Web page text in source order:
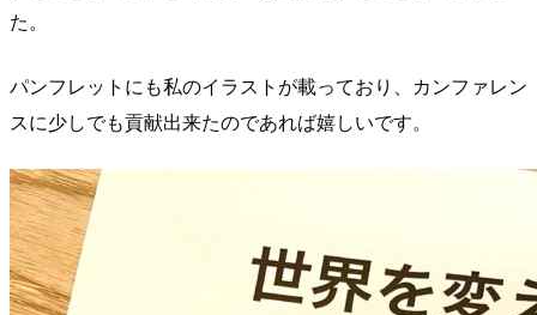
た。
パンフレットにも私のイラストが載っており、カンファレン
スに少しでも貢献出来たのであれば嬉しいです。